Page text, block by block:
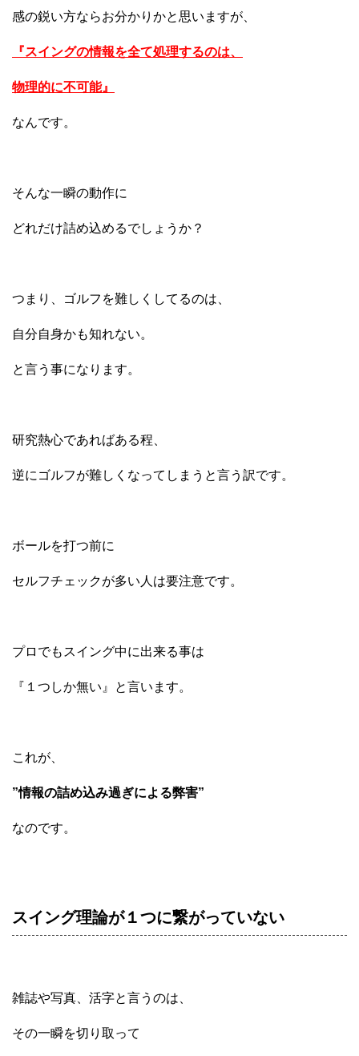
感の鋭い方ならお分かりかと思いますが、
『スイングの情報を全て処理するのは、
物理的に不可能』
なんです。
そんな一瞬の動作に
どれだけ詰め込めるでしょうか？
つまり、ゴルフを難しくしてるのは、
自分自身かも知れない。
と言う事になります。
研究熱心であればある程、
逆にゴルフが難しくなってしまうと言う訳です。
ボールを打つ前に
セルフチェックが多い人は要注意です。
プロでもスイング中に出来る事は
『１つしか無い』と言います。
これが、
”情報の詰め込み過ぎによる弊害”
なのです。
スイング理論が１つに繋がっていない
雑誌や写真、活字と言うのは、
その一瞬を切り取って